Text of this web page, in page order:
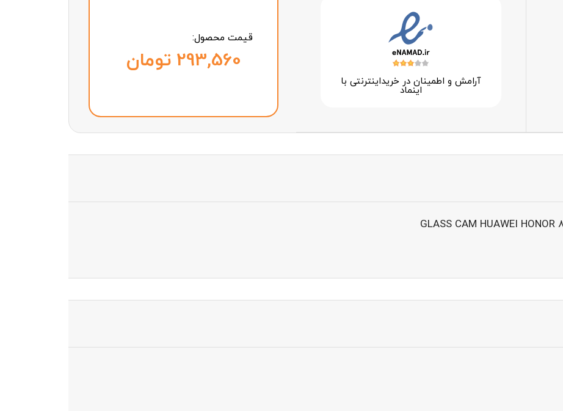
آرامش و اطمینان در خرید‌اینترنتی با
اینماد
قیمت محصول:
تومان